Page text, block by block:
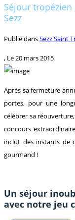
Séjour
Sezz
Publié dansSezz Saint
, Le20 mars 2015
Après sa fermeture
portes, pour une
célébrer sa
concours
inclut des instants de
gourmand !
Un séjour
avec notre jeu